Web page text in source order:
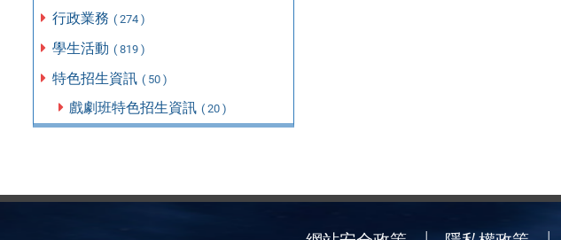
行政業務 ( 274 )
學生活動 ( 819 )
特色招生資訊 ( 50 )
戲劇班特色招生資訊 ( 20 )